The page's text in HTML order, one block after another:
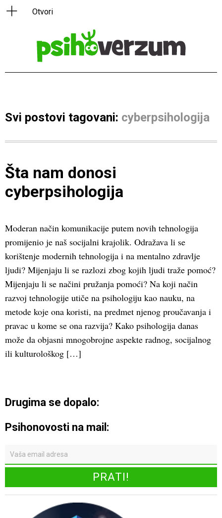
Svi postovi tagovani: cyberpsihologija
Šta nam donosi
cyberpsihologija
Moderan način komunikacije putem novih tehnologija
promijenio je naš socijalni krajolik. Odražava li se
korištenje modernih tehnologija i na mentalno zdravlje
ljudi? Mijenjaju li se razlozi zbog kojih ljudi traže pomoć?
Mijenjaju li se načini pružanja pomoći? Na koji način
razvoj tehnologije utiče na psihologiju kao nauku, na
metode koje ona koristi, na predmet njenog proučavanja i
pravac u kome se ona razvija? Kako psihologija danas
može da objasni mnogobrojne aspekte radnog, socijalnog
ili kulturološkog […]
Drugima se dopalo:
Psihonovosti na mail: